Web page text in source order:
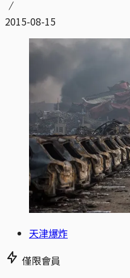
2015-08-15
天津爆炸
僅限會員